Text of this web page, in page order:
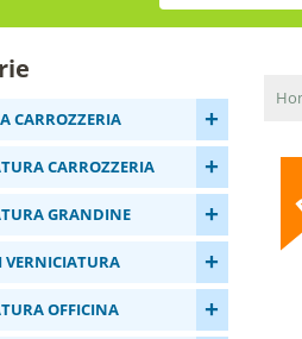
CARROZZERIA +
CARROZZERIA +
GRANDINE +
VERNICIATURA +
OFFICINA +